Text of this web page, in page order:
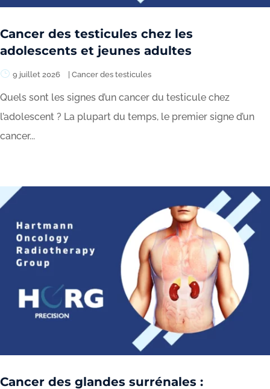
Cancer des testicules chez les
adolescents et jeunes adultes
9 juillet 2026 | Cancer des testicules
Quels sont les signes d’un cancer du testicule chez
l’adolescent ? La plupart du temps, le premier signe d’un
cancer...
Cancer des glandes surrénales :